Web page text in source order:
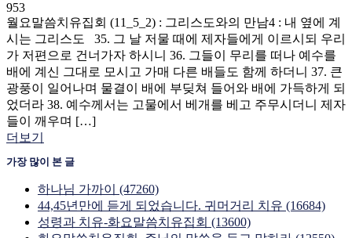
953
월요말씀치유집회 (11_5_2) : 그리스도와의 만남4 : 내 옆에 계
시는 그리스도 35. 그 날 저물 때에 제자들에게 이르시되 우리
가 저편으로 건너가자 하시니 36. 그들이 무리를 떠나 예수를
배에 계신 그대로 모시고 가매 다른 배들도 함께 하더니 37. 큰
광풍이 일어나며 물결이 배에 부딪쳐 들어와 배에 가득하게 되
었더라 38. 예수께서는 고물에서 베개를 베고 주무시더니 제자
들이 깨우며 […]
더보기
가장 많이 본 글
하나님 가까이 (47260)
44,45년만에 듣게 되었습니다. 귀머거리 치유 (16684)
성령과 치유-화요말씀치유집회 (13600)